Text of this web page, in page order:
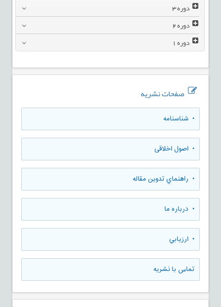
دوره3
دوره2
دوره1
صفحات نشریه
• شناسنامه
• اصول اخلاقی
• راهنماي تدوين مقاله
• درباره ما
• ارزيابي
تماس با نشریه